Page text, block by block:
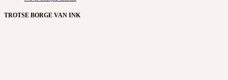
TROTSE BORGE VAN INK